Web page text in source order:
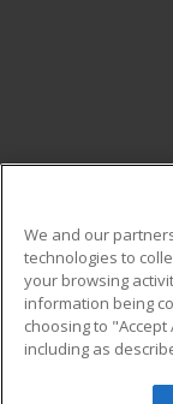
Military
Financial
Help
We and our
technologies to
your browsing
information being
choosing to
including as